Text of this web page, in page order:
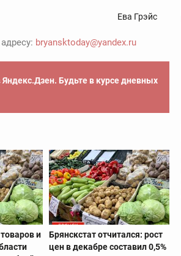
Ева Грэйс
bryansktoday@yandex.ru
Будьте в курсе дневных
и
Брянскстат отчитался: рост
цен в декабре составил 0,5%